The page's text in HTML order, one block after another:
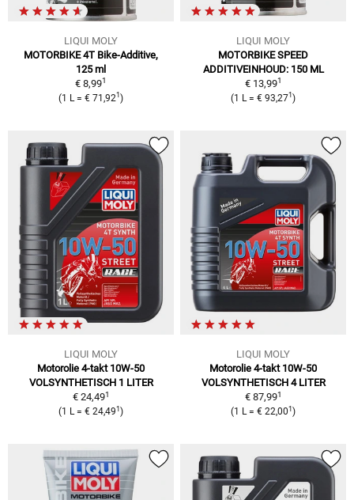
LIQUI MOLY
MOTORBIKE 4T Bike-Additive,
125 ml
€ 8,991
(1 L = € 71,921 )
LIQUI MOLY
MOTORBIKE SPEED
ADDITIVEINHOUD: 150 ML
€ 13,991
(1 L = € 93,271 )
LIQUI MOLY
Motorolie 4-takt 10W-50
VOLSYNTHETISCH 1 LITER
€ 24,491
(1 L= € 24,491 )
LIQUI MOLY
Motorolie 4-takt 10W-50
VOLSYNTHETISCH 4 LITER
€ 87,991
(1 L= € 22,001 )